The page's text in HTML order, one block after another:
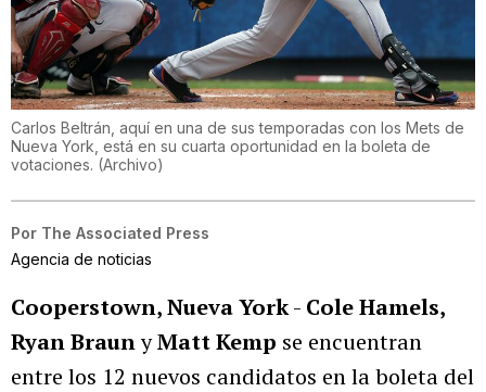
Carlos Beltrán, aquí en una de sus temporadas con los Mets de
Nueva York, está en su cuarta oportunidad en la boleta de
votaciones. (Archivo)
Por The Associated Press
Agencia de noticias
Cooperstown, Nueva York- Cole Hamels,
Ryan BraunyMatt Kemp se encuentran
entre los 12 nuevos candidatos en la boleta del